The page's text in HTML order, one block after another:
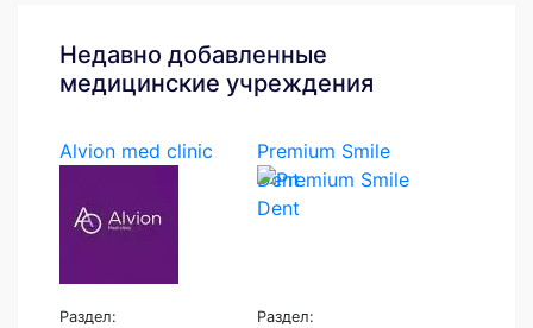
Недавно добавленные
медицинские учреждения
Alvion med clinic
Раздел:
Premium Smile
Dent
Раздел: